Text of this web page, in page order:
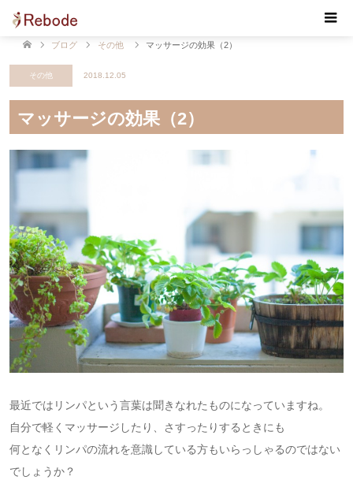
【Rebode・リボデ】マッサージ・リンパマッサージ・
もみほぐし 佐賀 小城
ブログ その他 マッサージの効果（2）
その他 2018.12.05
マッサージの効果（2）
最近ではリンパという言葉は聞きなれたものになっていますね。
自分で軽くマッサージしたり、さすったりするときにも
何となくリンパの流れを意識している方もいらっしゃるのではない
でしょうか？